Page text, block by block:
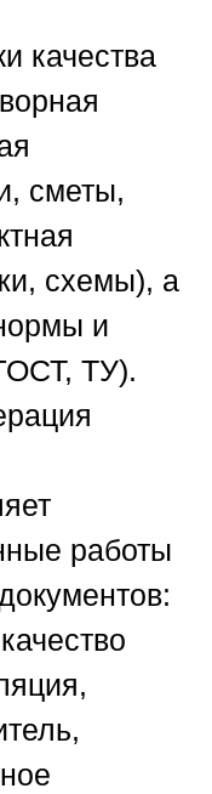
качества
сметы,
схемы), а
и
ТУ).
работы